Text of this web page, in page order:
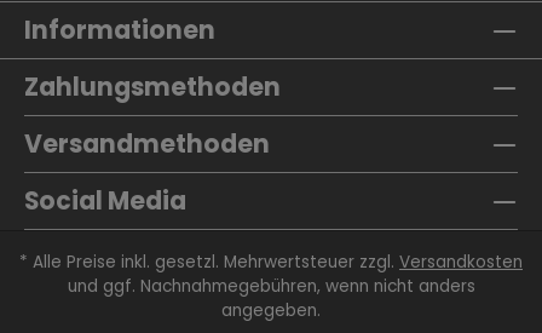
Informationen
Zahlungsmethoden
Versandmethoden
Social Media
* Alle Preise inkl. gesetzl. Mehrwertsteuer zzgl. Versandkosten
und ggf. Nachnahmegebühren, wenn nicht anders
angegeben.